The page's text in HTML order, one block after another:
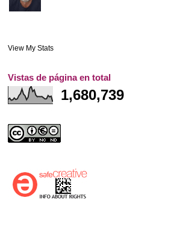
View My Stats
Vistas de página en total
1,680,739